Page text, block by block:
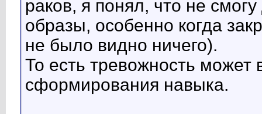
раков, я понял, что не
образы, особенно когда
не было видно ничего).
То есть тревожность может
сформирования навыка.